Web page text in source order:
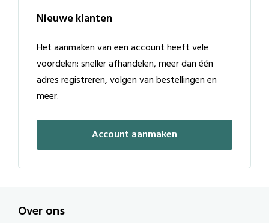
Nieuwe klanten
Het aanmaken van een account heeft vele
voordelen: sneller afhandelen, meer dan één
adres registreren, volgen van bestellingen en
meer.
Account aanmaken
Over ons